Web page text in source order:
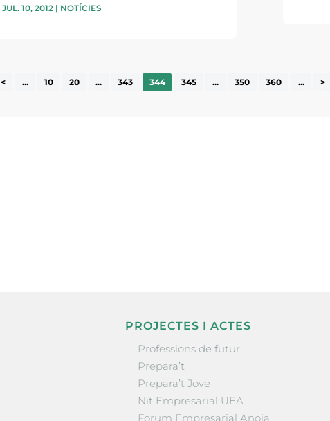
JUL. 10, 2012| NOTÍCIES
< ... 10 20 ... 343 344 345 ... 350 360 ... >
PROJECTES I ACTES
Professions de futur
Prepara’t
Prepara’t Jove
Nit Empresarial UEA
Forum Empresarial Anoia